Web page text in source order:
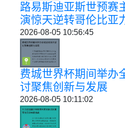
路易斯迪亚斯世预赛
演惊天逆转哥伦比亚
2026-08-05 10:56:45
费城世界杯期间举办
讨聚焦创新与发展
2026-08-05 10:11:02